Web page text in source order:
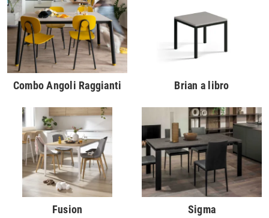
Combo Angoli Raggianti Brian a libro
Fusion Sigma